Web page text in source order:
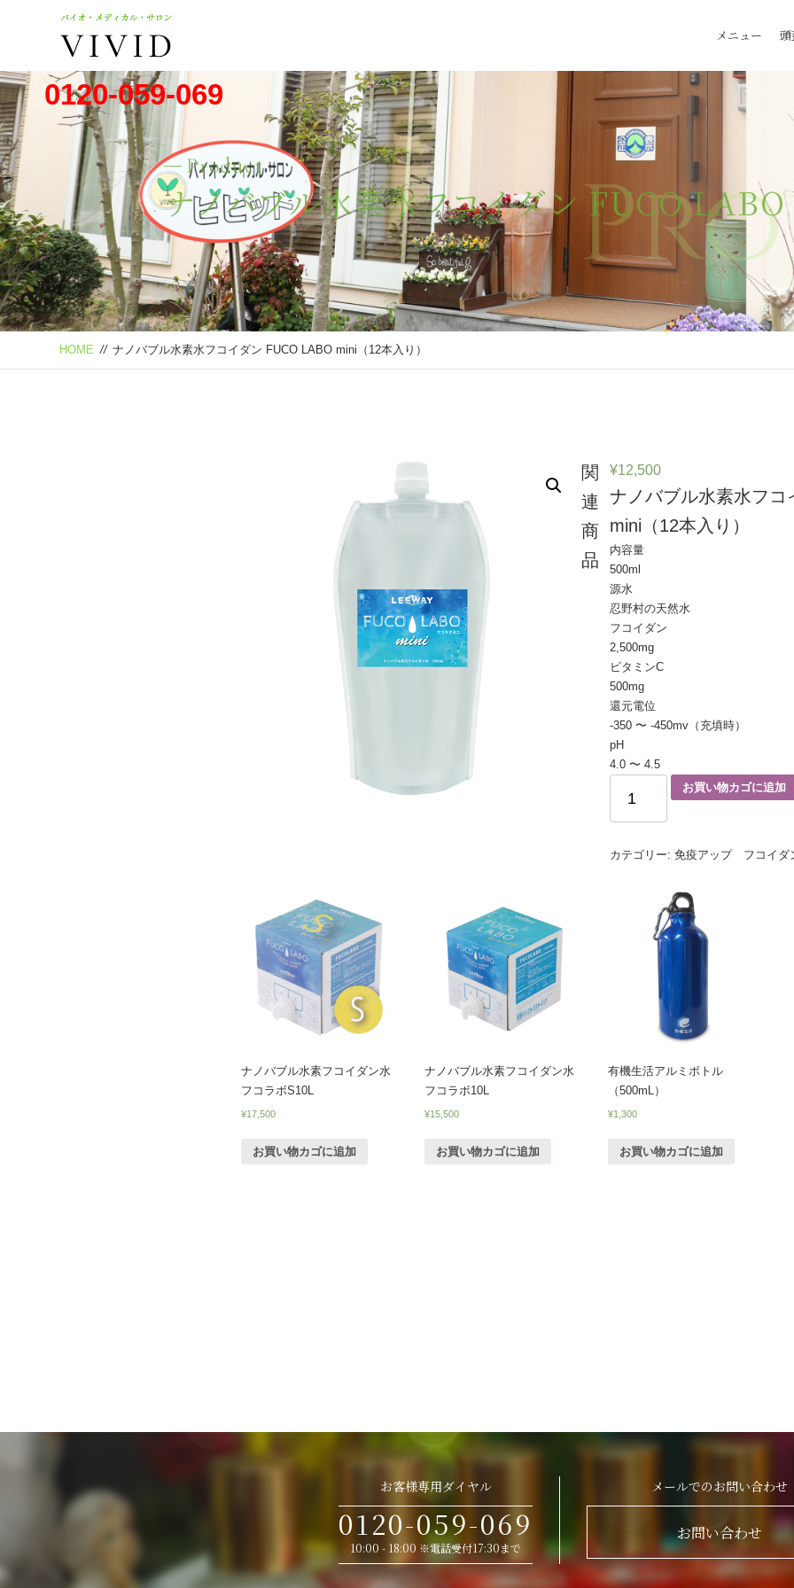
0120-059-069
メニュー
Product
ナノバブル水素水フコイダン FUCO
HOME // ナノバブル水素水フコイダン FUCO LABO mini（12本入り）
¥12,500
ナノバブル水素水フコ
mini（12本入り）
内容量
500ml
源水
忍野村の天然水
フコイダン
2,500mg
ビタミンC
500mg
還元電位
-350 〜 -450mv（充填時）
pH
4.0 〜 4.5
お買い物カゴに追加
カテゴリー: 免疫アップ フコイダ
関
連
商
品
ナノバブル水素フコイダン水
フコラボS10L
¥17,500
お買い物カゴに追加
ナノバブル水素フコイダン水
フコラボ10L
¥15,500
お買い物カゴに追加
有機生活アルミボトル
（500mL）
¥1,300
お買い物カゴに追加
お客様専用ダイヤル
0120-059-069
10:00 - 18:00 ※電話受付17:30まで
メールでのお問い合わせ
お問い合わせ